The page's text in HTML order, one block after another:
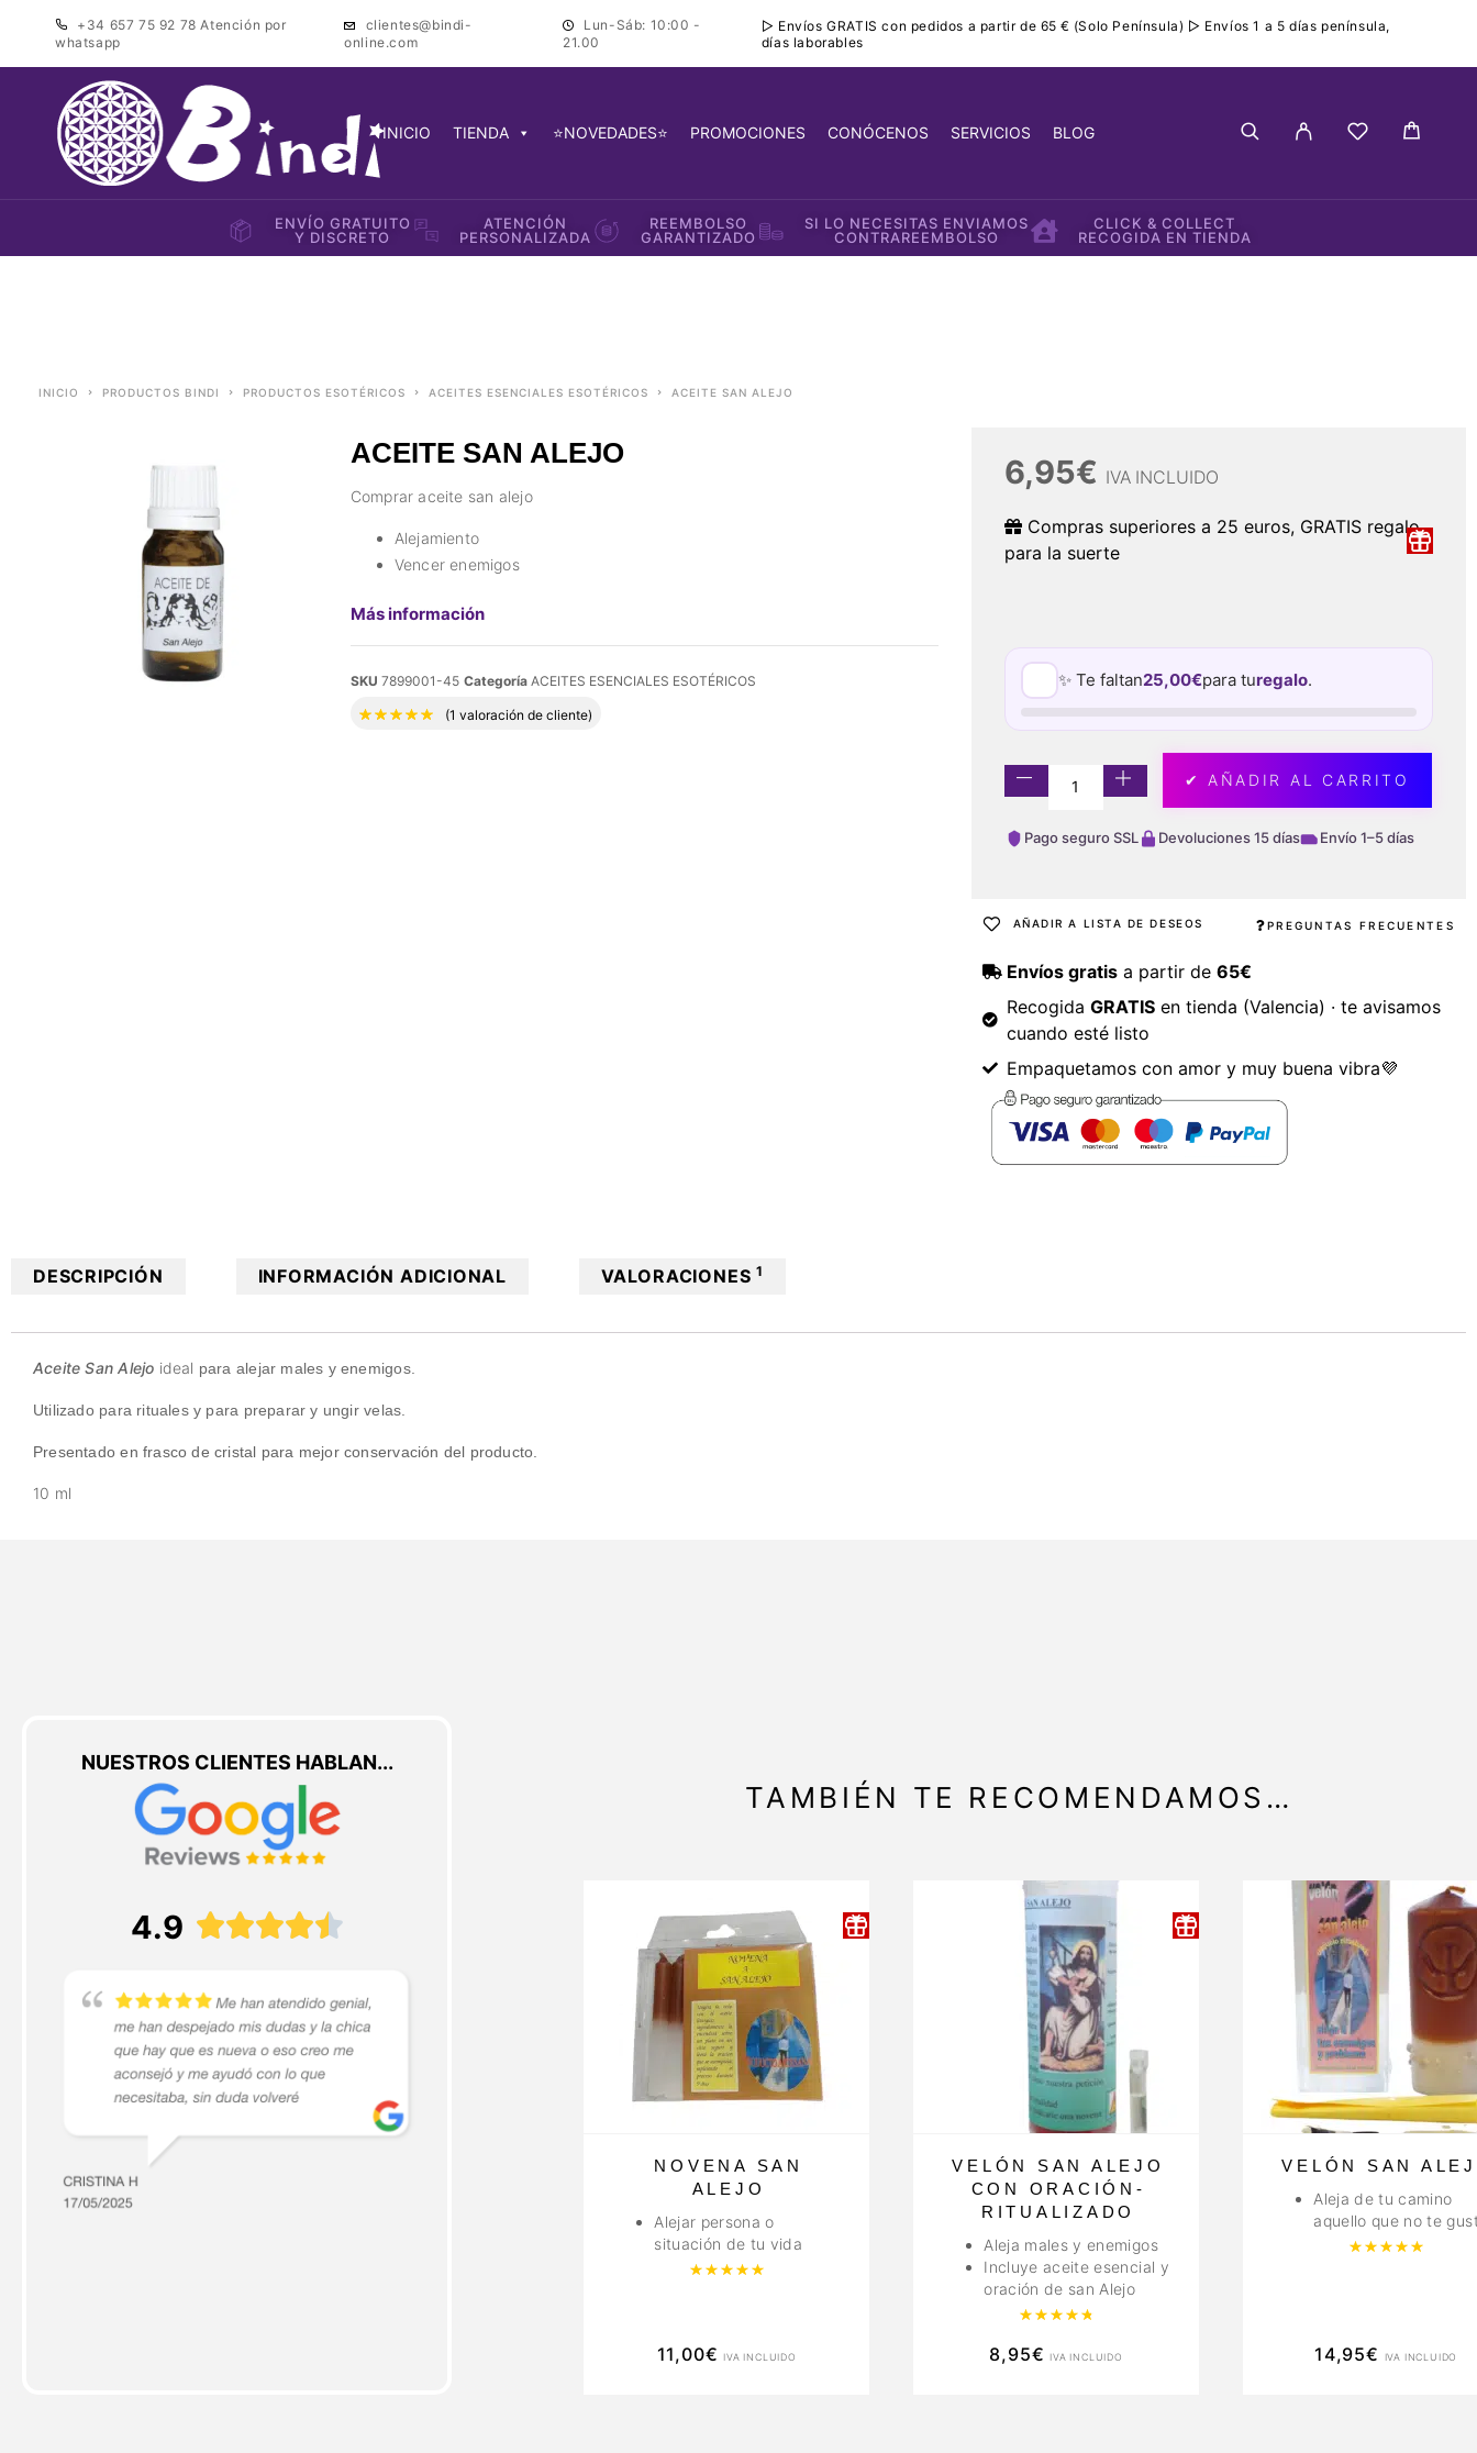
+34 657 75 92 78Atención por
whatsapp
clientes@bindi-
online.com
Lun-Sáb: 10:00 -
21.00
▷ Envíos GRATIS con pedidos a partir de 65 € (Solo Península) ▷ Envíos 1 a 5 días península,
días laborables
INICIO TIENDA ⭐NOVEDADES⭐ PROMOCIONES CONÓCENOS SERVICIOS BLOG
ENVÍO GRATUITO
Y DISCRETO
ATENCIÓN
PERSONALIZADA
REEMBOLSO
GARANTIZADO
SI LO NECESITAS ENVIAMOS
CONTRAREEMBOLSO
CLICK & COLLECT
RECOGIDA EN TIENDA
INICIO PRODUCTOS BINDI PRODUCTOS ESOTÉRICOS ACEITES ESENCIALES ESOTÉRICOS ACEITE SAN ALEJO
ACEITE SAN ALEJO
Comprar aceite san alejo
Alejamiento
Vencer enemigos
Más información
SKU 7899001-45 Categoría ACEITES ESENCIALES ESOTÉRICOS
Valorado con5.00de 5 en base a
(1 valoración de cliente)
6,95€ IVA INCLUIDO
Compras superiores a 25 euros, GRATIS regalo
para la suerte
✨ Te faltan25,00€para turegalo.
✔ AÑADIR AL CARRITO
Pago seguro SSL Devoluciones 15 días Envío 1–5 días
AÑADIR A LISTA DE DESEOS PREGUNTAS FRECUENTES
Envíos gratis a partir de65€
RecogidaGRATIS en tienda (Valencia) · te avisamos
cuando esté listo
Empaquetamos con amor y muy buena vibra💜
DESCRIPCIÓN INFORMACIÓN ADICIONAL VALORACIONES1
Aceite San Alejo ideal para alejar males y enemigos.
Utilizado para rituales y para preparar y ungir velas.
Presentado en frasco de cristal para mejor conservación del producto.
10 ml
NUESTROS CLIENTES HABLAN...
4.9 
TAMBIÉN TE RECOMENDAMOS…
NOVENA SAN
ALEJO
Alejar persona o
situación de tu vida
Valorado con
11,00€ IVA INCLUIDO
VELÓN SAN ALEJO
CON ORACIÓN-
RITUALIZADO
Aleja males y enemigos
Incluye aceite esencial y
oración de san Alejo
Valorado con
8,95€ IVA INCLUIDO
VELÓN SAN
Aleja de tu camino
aquello que no te
14,95€ IVA INCLUIDO